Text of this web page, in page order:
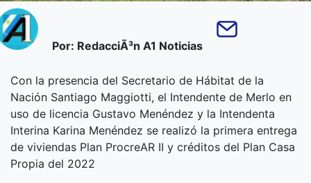
Por: RedacciÃ³n A1 Noticias
Con la presencia del Secretario de Hábitat de la
Nación Santiago Maggiotti, el Intendente de Merlo en
uso de licencia Gustavo Menéndez y la Intendenta
Interina Karina Menéndez se realizó la primera entrega
de viviendas Plan ProcreAR II y créditos del Plan Casa
Propia del 2022